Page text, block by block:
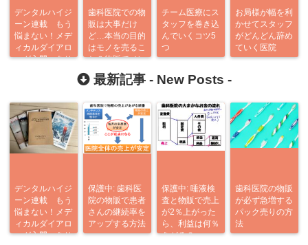
デンタルハイジ
ーン連載 もう
悩まない！メデ
ィカルダイアロ
ーグ入門 あり
歯科医院での物
販は大事だけ
ど…本当の目的
はモノを売るこ
と？物販でメン
テの漏れを防ぐ
方法あります
チーム医療にス
タッフを巻き込
んでいくコツ5
つ
お局様が幅を利
かせてスタッフ
がどんどん辞め
ていく医院
最新記事 - New Posts -
デンタルハイジ
ーン連載 もう
悩まない！メデ
ィカルダイアロ
ーグ入門 あり
保護中: 歯科医
院の物販で患者
さんの継続率を
アップする方法
保護中: 唾液検
査と物販で売上
が2％上がった
ら、利益は何％
あがる？
歯科医院の物販
が必ず急増する
パック売りの方
法